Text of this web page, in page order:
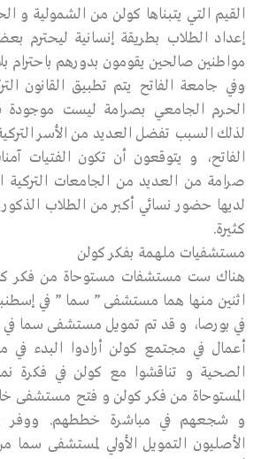
القيم التي يتبناها كولن من الشمولية و
إعداد الطلاب بطريقة إنسانية ليحترم
مواطنين صالحين يقومون بدورهم باحترام
وفي جامعة الفاتح يتم تطبيق القانون
الحرم الجامعي بصرامة ليست موجودة
لذلك السبب تفضل العديد من الأسر
الفاتح، و يتوقعون أن تكون الفتيات
صرامة من العديد من الجامعات التركية
لديها حضور نسائي أكبر من الطلاب الذكور
كثيرة.
مستشفيات ملهمة بفكر كولن
هناك ست مستشفات مستوحاة من فكر كولن
اثنين منها هما مستشفى ” سما ” في
في بورصا، و قد تم تمويل مستشفى سما
أعمال في مجتمع كولن أرادوا البدء في
الصحية و تناقشوا مع كولن في فكرة
المستوحاة من فكر كولن و فتح مستشفى
و شجعهم في مباشرة خططهم. ووفر
الأصليون التمويل الأولي لمستشفى